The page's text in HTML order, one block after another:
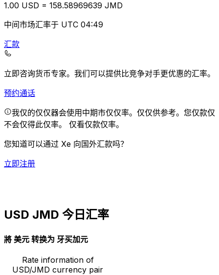
1.00 USD = 158.58969639 JMD
中间市场汇率于 UTC 04:49
汇款
立即咨询货币专家。 我们可以提供比竞争对手更优惠的汇率。
预约通话
我仅的仅仅器会使用中期市仅仅率。仅仅供参考。您仅款仅
不会仅得此仅率。 仅看仅款仅率。
您知道可以通过 Xe 向国外汇款吗？
立即注册
USD JMD 今日汇率
將 美元 转换为 牙买加元
Rate information of
USD/JMD currency pair